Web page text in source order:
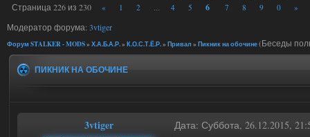
Страница 226 из 230 « 1 2 …
4
5
6
7
8
9
0
»
Модератор форума: 3vtiger
Форум STALKER - MODS» Х.А.Б.А.Р.» К.О.С.Т.Ё.Р.» Привал » Пикник на обочине(Беседы
ПИКНИК НА ОБОЧИНЕ
3vtiger Дата: Суббота, 26.12.2015,